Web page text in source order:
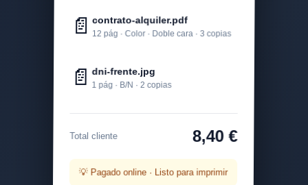
📄contrato-alquiler.pdf
12 pág · Color · Doble cara · 3 copias
📄dni-frente.jpg
1 pág · B/N · 2 copias
Total cliente 8,40 €
💡 Pagado online · Listo para imprimir